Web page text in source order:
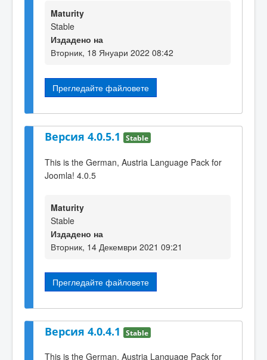
Maturity
Stable
Издадено на
Вторник, 18 Януари 2022 08:42
Прегледайте файловете
Версия 4.0.5.1 Stable
This is the German, Austria Language Pack for
Joomla! 4.0.5
Maturity
Stable
Издадено на
Вторник, 14 Декември 2021 09:21
Прегледайте файловете
Версия 4.0.4.1 Stable
This is the German, Austria Language Pack for